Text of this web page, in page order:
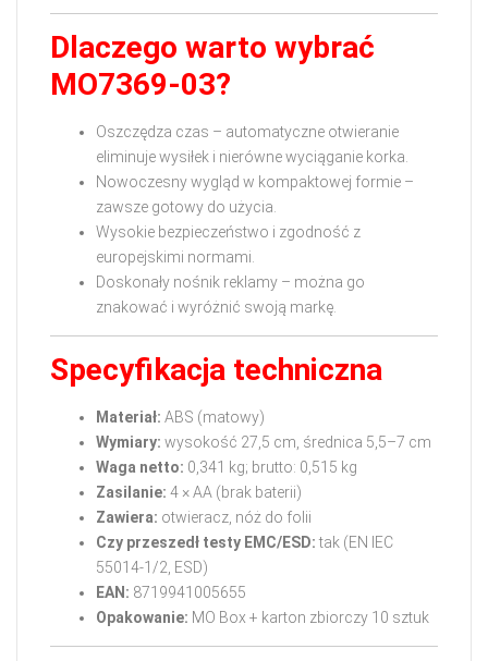
Dlaczego warto wybrać
MO7369‑03?
Oszczędza czas – automatyczne otwieranie
eliminuje wysiłek i nierówne wyciąganie korka.
Nowoczesny wygląd w kompaktowej formie –
zawsze gotowy do użycia.
Wysokie bezpieczeństwo i zgodność z
europejskimi normami.
Doskonały nośnik reklamy – można go
znakować i wyróżnić swoją markę.
Specyfikacja techniczna
Materiał: ABS (matowy)
Wymiary: wysokość 27,5 cm, średnica 5,5–7 cm
Waga netto: 0,341 kg; brutto: 0,515 kg
Zasilanie: 4 × AA (brak baterii)
Zawiera: otwieracz, nóż do folii
Czy przeszedł testy EMC/ESD:tak (EN IEC
55014‑1/2, ESD)
EAN: 8719941005655
Opakowanie: MO Box + karton zbiorczy 10 sztuk